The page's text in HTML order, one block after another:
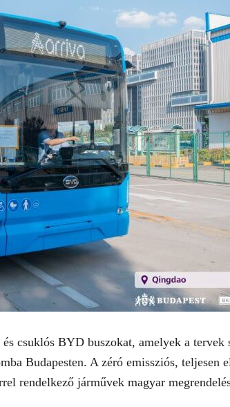
csuklós BYD buszokat, amelyek a tervek
Budapesten. A zéró emissziós, teljesen
rendelkező járművek magyar